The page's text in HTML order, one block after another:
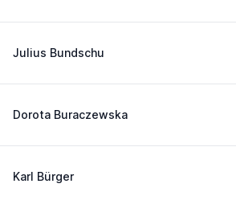
Julius Bundschu
Dorota Buraczewska
Karl Bürger